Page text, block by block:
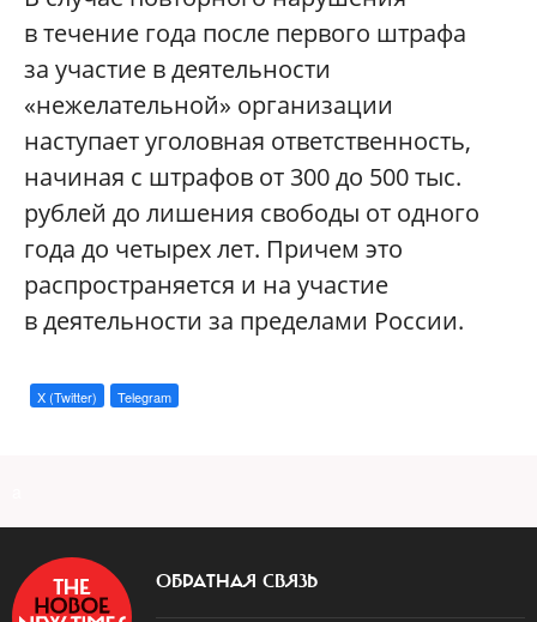
в течение года после первого штрафа
за участие в деятельности
«нежелательной» организации
наступает уголовная ответственность,
начиная с штрафов от 300 до 500 тыс.
рублей до лишения свободы от одного
года до четырех лет. Причем это
распространяется и на участие
в деятельности за пределами России.
X (Twitter) Telegram
ОБРАТНАЯ СВЯЗЬ